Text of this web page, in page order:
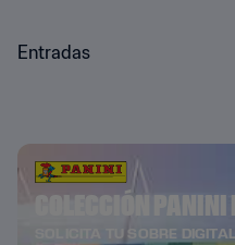
Entradas